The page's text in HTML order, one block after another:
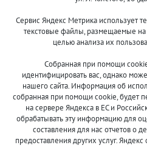
© 2013-2024
8
500-
Оплата и доставка
О
Сервис Яндекс Метрика использует
текстовые файлы, размещаемые
целью анализа их
Собранная при помощи
идентифицировать вас, однако
нашего сайта. Информация об
собранная при помощи cookie, будет
на сервере Яндекса в ЕС и
обрабатывать эту информацию для
составления для нас отчетов о
предоставления других услуг.